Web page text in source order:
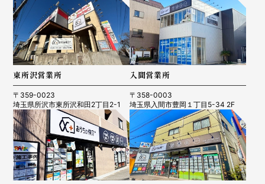
東所沢営業所
〒359-0023
埼玉県所沢市東所沢和田2丁目2-1
入間営業所
〒358-0003
埼玉県入間市豊岡１丁目5-34 2F